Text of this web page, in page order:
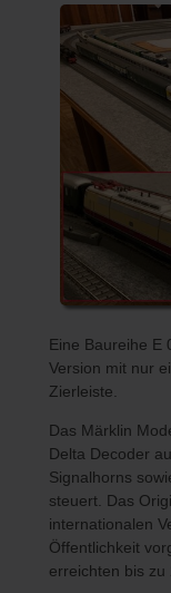
Eine Baureihe E
Version mit nur
Zierleiste.
Das Märklin
Delta Decoder
Signalhorns
steuert. Das
internationalen
Öffentlichkeit
erreichten bis zu